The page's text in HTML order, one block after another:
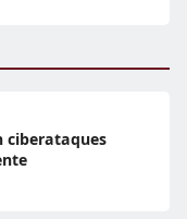
ciberataques